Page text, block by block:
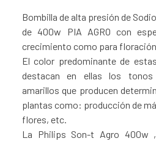
Bombilla de alta presión de
de 400w PIA AGRO con
crecimiento como para
El color predominante de
destacan en ellas los
amarillos que producen
plantas como: producción de
flores, etc.
La Philips Son-t Agro 400w